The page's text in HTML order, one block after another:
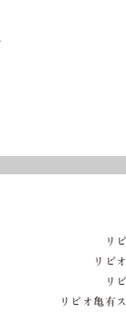
リ
リビ
リ
リビオ亀有